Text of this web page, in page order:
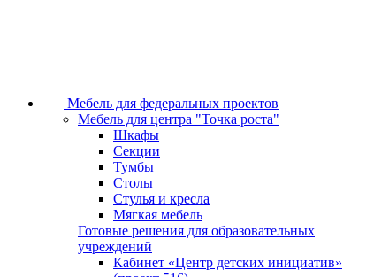
Мебель для федеральных проектов
Мебель для центра "Точка роста"
Шкафы
Секции
Тумбы
Столы
Стулья и кресла
Мягкая мебель
Готовые решения для образовательных
учреждений
Кабинет «Центр детских инициатив»